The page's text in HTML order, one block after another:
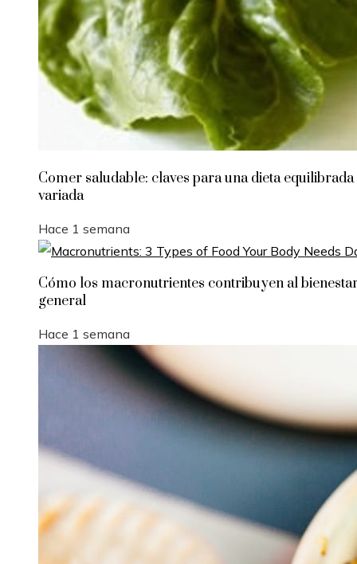
Comer saludable: claves para una dieta
variada
Hace 1 semana
Cómo los macronutrientes contribuyen al
general
Hace 1 semana